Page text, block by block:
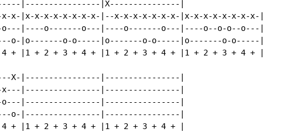
|----------------|X---------------|
x-|x-x-x-x-x-x-x-x-|--x-x-x-x-x-x-x-|x-x-x-x-x-x-x-x-|
|----o-------o---|----o-------o---|----o--o-o--o---|
o-|o-------o-o-----|o-------o-o-----|o-------o-o-----|
+ |1 + 2 + 3 + 4 + |1 + 2 + 3 + 4 + |1 + 2 + 3 + 4 + |
X-|----------------|----------------|
x---|----------------|----------------|
o---|----------------|----------------|
o-|----------------|----------------|
+ |1 + 2 + 3 + 4 + |1 + 2 + 3 + 4 + |